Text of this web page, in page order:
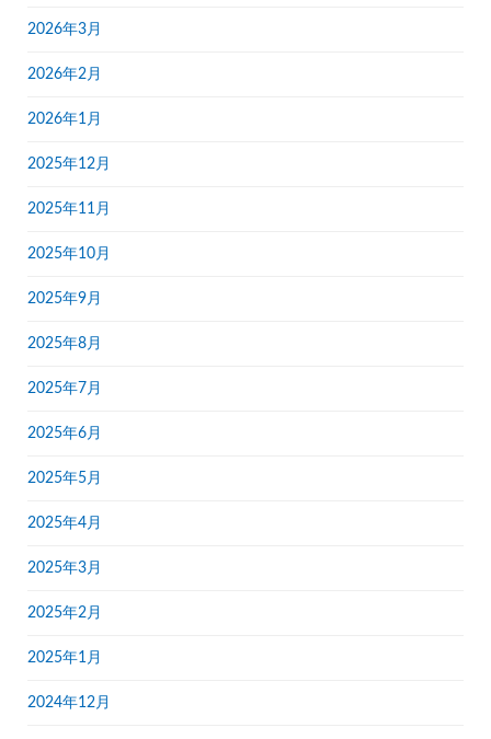
2026年3月
2026年2月
2026年1月
2025年12月
2025年11月
2025年10月
2025年9月
2025年8月
2025年7月
2025年6月
2025年5月
2025年4月
2025年3月
2025年2月
2025年1月
2024年12月